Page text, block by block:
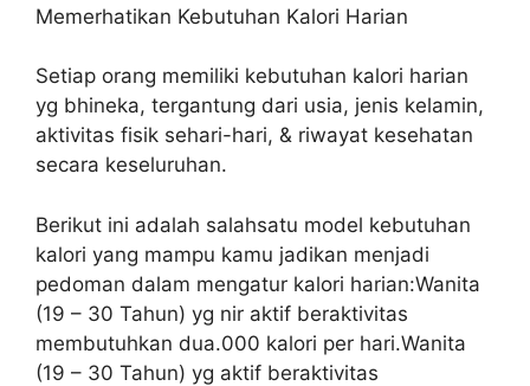
Memerhatikan Kebutuhan Kalori Harian
Setiap orang memiliki kebutuhan kalori harian
yg bhineka, tergantung dari usia, jenis kelamin,
aktivitas fisik sehari-hari, & riwayat kesehatan
secara keseluruhan.
Berikut ini adalah salahsatu model kebutuhan
kalori yang mampu kamu jadikan menjadi
pedoman dalam mengatur kalori harian:Wanita
(19 – 30 Tahun) yg nir aktif beraktivitas
membutuhkan dua.000 kalori per hari.Wanita
(19 – 30 Tahun) yg aktif beraktivitas